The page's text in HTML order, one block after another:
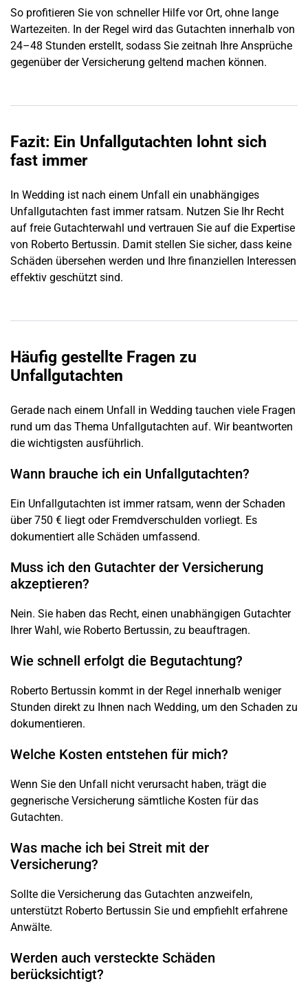
So profitieren Sie von schneller Hilfe vor Ort, ohne lange
Wartezeiten. In der Regel wird das Gutachten innerhalb von
24–48 Stunden erstellt, sodass Sie zeitnah Ihre Ansprüche
gegenüber der Versicherung geltend machen können.
Fazit: Ein Unfallgutachten lohnt sich
fast immer
In Wedding ist nach einem Unfall ein unabhängiges
Unfallgutachten fast immer ratsam. Nutzen Sie Ihr Recht
auf freie Gutachterwahl und vertrauen Sie auf die Expertise
von Roberto Bertussin. Damit stellen Sie sicher, dass keine
Schäden übersehen werden und Ihre finanziellen Interessen
effektiv geschützt sind.
Häufig gestellte Fragen zu
Unfallgutachten
Gerade nach einem Unfall in Wedding tauchen viele Fragen
rund um das Thema Unfallgutachten auf. Wir beantworten
die wichtigsten ausführlich.
Wann brauche ich ein Unfallgutachten?
Ein Unfallgutachten ist immer ratsam, wenn derSchaden
über 750 € liegt oder Fremdverschulden vorliegt. Es
dokumentiert alle Schäden umfassend.
Muss ich den Gutachter der Versicherung
akzeptieren?
Nein. Sie haben das Recht, einen unabhängigen Gutachter
Ihrer Wahl, wie Roberto Bertussin, zu beauftragen.
Wie schnell erfolgt die Begutachtung?
Roberto Bertussin kommt in der Regel innerhalb weniger
Stunden direkt zu Ihnen nach Wedding, um den Schaden zu
dokumentieren.
Welche Kosten entstehen für mich?
Wenn Sie den Unfall nicht verursacht haben, trägt die
gegnerische Versicherung sämtliche Kosten für das
Gutachten.
Was mache ich bei Streit mit der
Versicherung?
Sollte die Versicherung das Gutachten anzweifeln,
unterstützt Roberto Bertussin Sie und empfiehlt erfahrene
Anwälte.
Werden auch versteckte Schäden
berücksichtigt?